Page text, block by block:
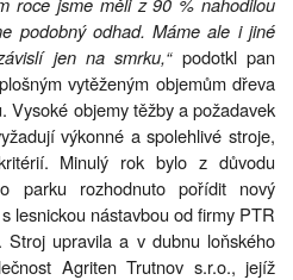
podobný odhad. Máme ale i jiné
jen na smrku,“podotkl pan
vytěženým objemům dřeva
Vysoké objemy těžby a požadavek
výkonné a spolehlivé stroje,
Minulý rok bylo z důvodu
parku rozhodnuto pořídit nový
lesnickou nástavbou od firmy PTR
upravila a v dubnu loňského
Agriten Trutnov s.r.o., jejíž